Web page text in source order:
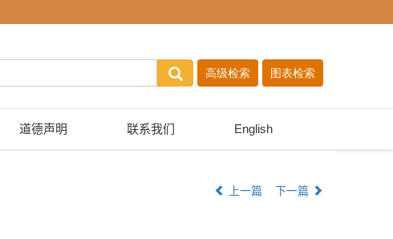
道德声明 联系我们 English
上一篇 下一篇